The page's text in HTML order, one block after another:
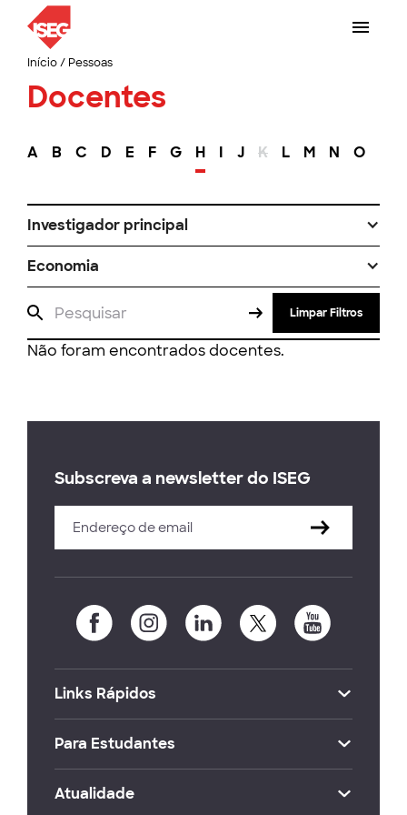
Início/ Pessoas
Docentes
A B C D E F G H I J K L M N O
Investigador principal
Economia
Limpar Filtros
Não foram encontrados docentes.
Subscreva a newsletter do ISEG
Links Rápidos
Para Estudantes
Atualidade